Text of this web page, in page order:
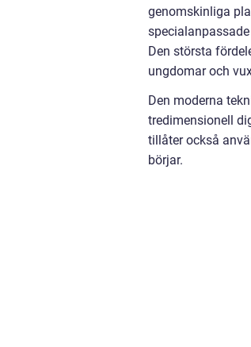
genomskinliga
Den största
ungdomar och
Den moderna
tredimensionell
tillåter också
börjar.